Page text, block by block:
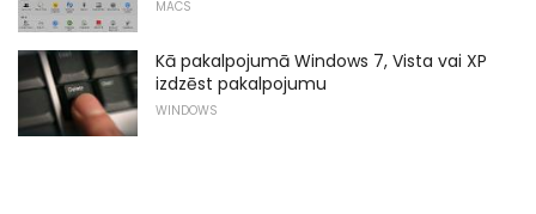
MACS
Kā pakalpojumā Windows 7, Vista vai XP
izdzēst pakalpojumu
WINDOWS